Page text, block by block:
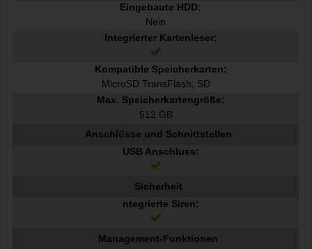
Eingebaute HDD:
Nein
Integrierter Kartenleser:
Kompatible Speicherkarten:
MicroSD TransFlash, SD
Max. Speicherkartengröße:
512 GB
Anschlüsse und Schnittstellen
USB Anschluss:
Sicherheit
ntegrierte Siren:
Management-Funktionen